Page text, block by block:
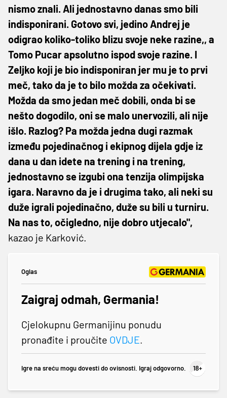
nismo znali. Ali jednostavno danas smo bili
indisponirani. Gotovo svi, jedino Andrej je
odigrao koliko-toliko blizu svoje neke razine,, a
Tomo Pucar apsolutno ispod svoje razine. I
Zeljko koji je bio indisponiran jer mu je to prvi
meč, tako da je to bilo možda za očekivati.
Možda da smo jedan meč dobili, onda bi se
nešto dogodilo, oni se malo unervozili, ali nije
išlo. Razlog? Pa možda jedna dugi razmak
između pojedinačnog i ekipnog dijela gdje iz
dana u dan idete na trening i na trening,
jednostavno se izgubi ona tenzija olimpijska
igara. Naravno da je i drugima tako, ali neki su
duže igrali pojedinačno, duže su bili u turniru.
Na nas to, očigledno, nije dobro utjecalo",
kazao je Karković.
Oglas
Zaigraj odmah, Germania!
Cjelokupnu Germanijinu ponudu
pronađite i proučite OVDJE.
Igre na sreću mogu dovesti do ovisnosti. Igraj odgovorno.